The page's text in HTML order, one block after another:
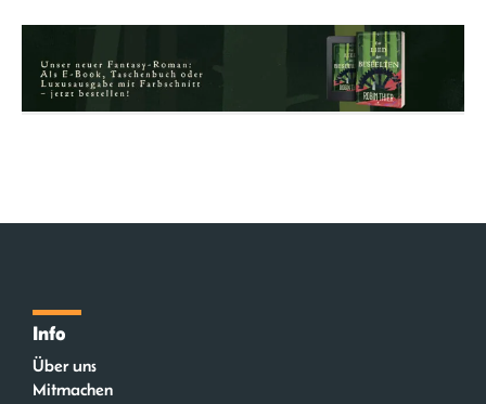
Info
Über uns
Mitmachen